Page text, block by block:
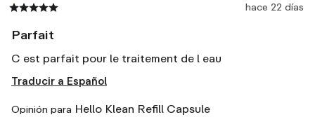
hace 22 días
Parfait
C est parfait pour le traitement de l eau
Traducir a Español
Opinión para Hello Klean Refill Capsule